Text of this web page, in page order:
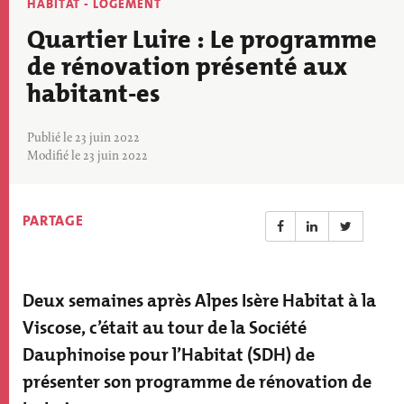
actu
HABITAT - LOGEMENT
Quartier Luire : Le programme
de rénovation présenté aux
habitant-es
Publié le 23 juin 2022
Modifié le 23 juin 2022
PARTAGE
Résumé
actualité
Deux semaines après Alpes Isère Habitat à la
Viscose, c’était au tour de la Société
Dauphinoise pour l’Habitat (SDH) de
présenter son programme de rénovation de